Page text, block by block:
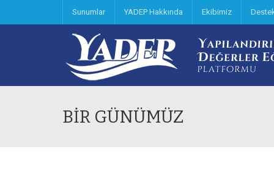
Sunumlar YADEP Hakkında Ekibimiz
BİR GÜNÜMÜZ